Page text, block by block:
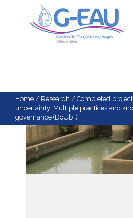
NEWS
EVENTS
CALENDAR OF EVENTS
FLOW CHART
STAFF
Home / Research / Completed
uncertainty: Multiple practices and
governance (DoUbT)